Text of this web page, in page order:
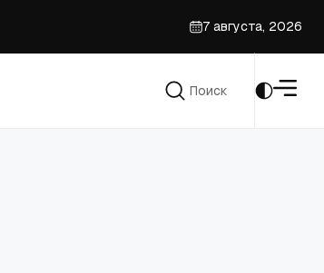
7 августа, 2026
Поиск